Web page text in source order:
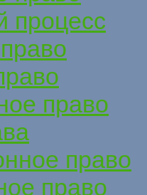
процесс
право
право
право